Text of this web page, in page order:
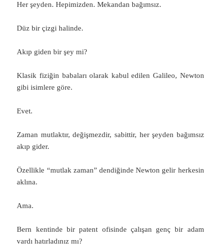
Her şeyden. Hepimizden. Mekandan bağımsız.
Düz bir çizgi halinde.
Akıp giden bir şey mi?
Klasik fiziğin babaları olarak kabul edilen Galileo, Newton
gibi isimlere göre.
Evet.
Zaman mutlaktır, değişmezdir, sabittir, her şeyden bağımsız
akıp gider.
Özellikle “mutlak zaman” dendiğinde Newton gelir herkesin
aklına.
Ama.
Bern kentinde bir patent ofisinde çalışan genç bir adam
vardı hatırladınız mı?